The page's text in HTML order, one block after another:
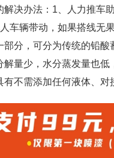
解决办法：1、人力推车
车辆带动，如果搭线无
部分，可分为传统的铅
解量少，水分蒸发量也
不需添加任何液体、对